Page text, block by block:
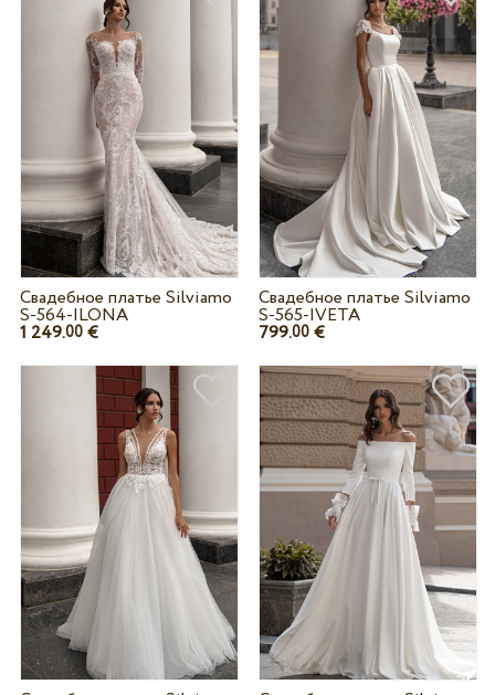
Свадебное платье Silviamo
S-564-ILONA
1 249.00€
Свадебное платье Silviamo
S-565-IVETA
799.00 €